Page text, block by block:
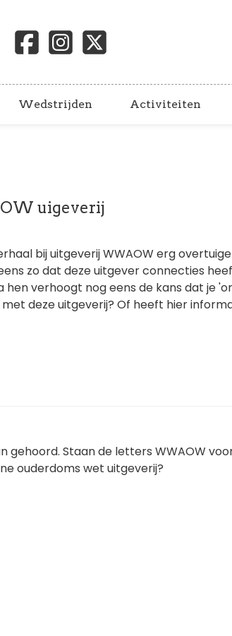
Wedstrijden Activiteiten
uigeverij
bij uitgeverij WWAOW erg
zo dat deze uitgever connecties
hen verhoogt nog eens de kans dat je
deze uitgeverij? Of heeft hier
gehoord. Staan de letters WWAOW
ouderdoms wet uitgeverij?